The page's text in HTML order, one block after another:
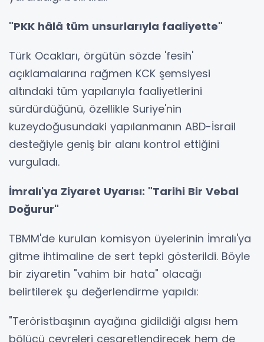
"PKK hâlâ tüm unsurlarıyla faaliyette"
Türk Ocakları, örgütün sözde 'fesih'
açıklamalarına rağmen KCK şemsiyesi
altındaki tüm yapılarıyla faaliyetlerini
sürdürdüğünü, özellikle Suriye'nin
kuzeydoğusundaki yapılanmanın ABD-İsrail
desteğiyle geniş bir alanı kontrol ettiğini
vurguladı.
İmralı'ya Ziyaret Uyarısı: "Tarihi Bir Vebal
Doğurur"
TBMM'de kurulan komisyon üyelerinin İmralı'ya
gitme ihtimaline de sert tepki gösterildi. Böyle
bir ziyaretin "vahim bir hata" olacağı
belirtilerek şu değerlendirme yapıldı:
"Teröristbaşının ayağına gidildiği algısı hem
bölücü çevreleri cesaretlendirecek hem de